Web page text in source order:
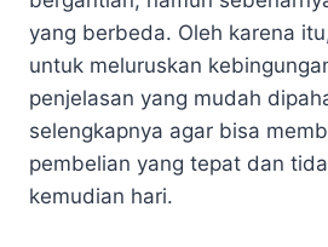
yang berbeda. Oleh karena
untuk meluruskan
penjelasan yang mudah
selengkapnya agar bisa
pembelian yang tepat dan
kemudian hari.